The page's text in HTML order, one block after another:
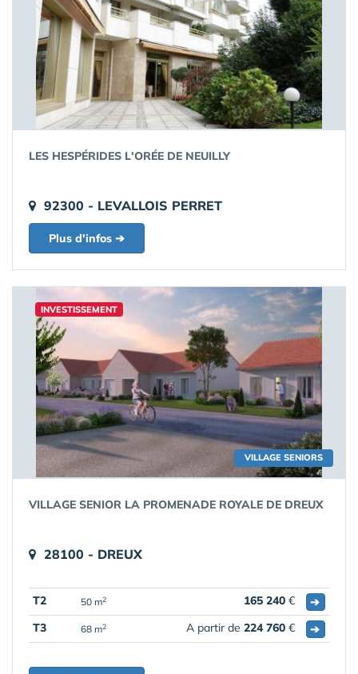
LES HESPÉRIDES L'ORÉE DE NEUILLY
92300 - LEVALLOIS PERRET
Plus d'infos ➔
VILLAGE SENIORS
INVESTISSEMENT
VILLAGE SENIOR LA PROMENADE ROYALE DE DREUX
28100 - DREUX
T2 50 m2 165 240 €
➔
T3
68 m2 A partir de 224 760 € ➔